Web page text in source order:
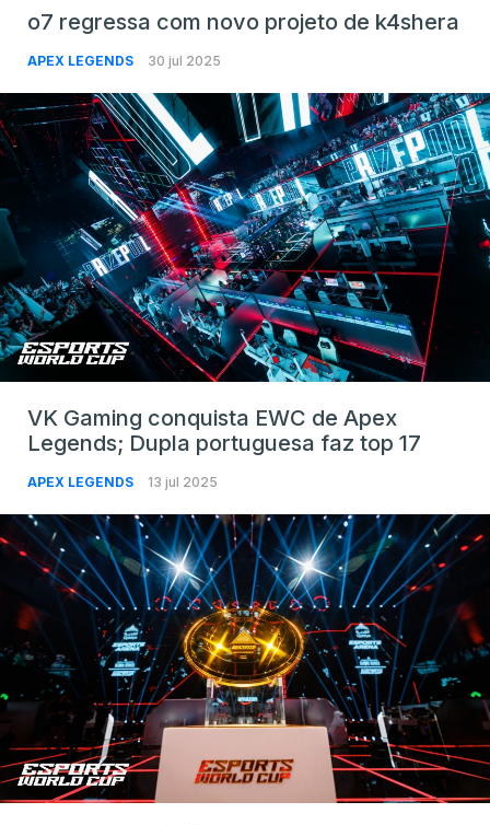
o7 regressa com novo projeto de k4shera
APEX LEGENDS 30 jul 2025
VK Gaming conquista EWC de Apex
Legends; Dupla portuguesa faz top 17
APEX LEGENDS 13 jul 2025